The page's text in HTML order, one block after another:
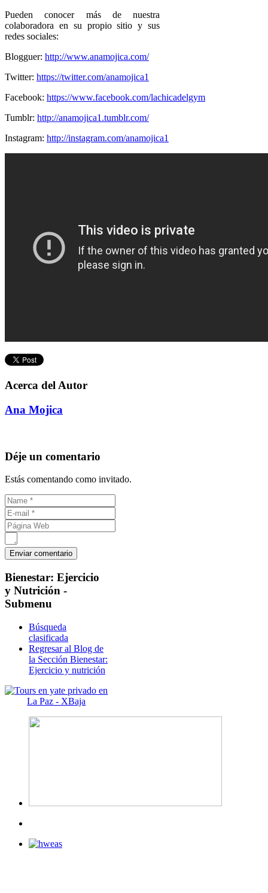
Pueden conocer más de nuestra
colaboradora en su propio sitio y sus
redes sociales:
Blogguer: http://www.anamojica.com/
Twitter: https://twitter.com/anamojica1
Facebook: https://www.facebook.com/lachicadelgym
Tumblr: http://anamojica1.tumblr.com/
Instagram: http://instagram.com/anamojica1
Acerca del Autor
Ana Mojica
Déje un comentario
Estás comentando como invitado.
Bienestar: Ejercicio
y Nutrición -
Submenu
Búsqueda
clasificada
Regresar al Blog de
la Sección Bienestar:
Ejercicio y nutrición